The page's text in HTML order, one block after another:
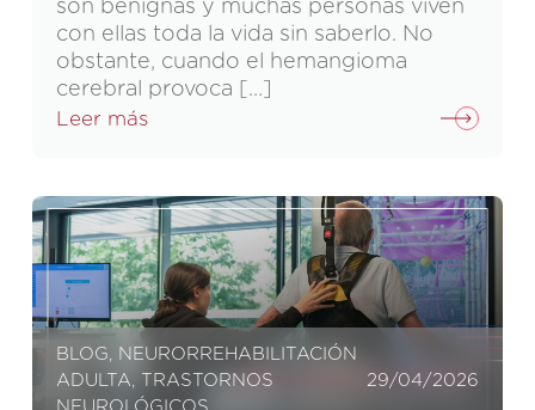
son benignas y muchas personas viven
con ellas toda la vida sin saberlo. No
obstante, cuando el hemangioma
cerebral provoca […]
Leer más
BLOG
NEURORREHABILITACIÓN
ADULTA
TRASTORNOS
29/04/2026